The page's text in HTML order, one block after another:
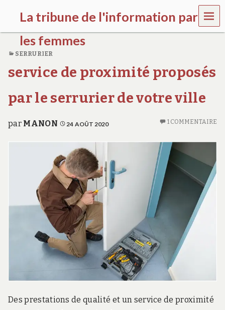
La tribune de l'information par
les femmes
a
t
i
n
a
r
MEN
U
SERRURIER
service de proximité proposés
par le serrurier de votre ville
par MANON 24 AOÛT 2020 1 COMMENTAIRE
Des prestations de qualité et un service de proximité